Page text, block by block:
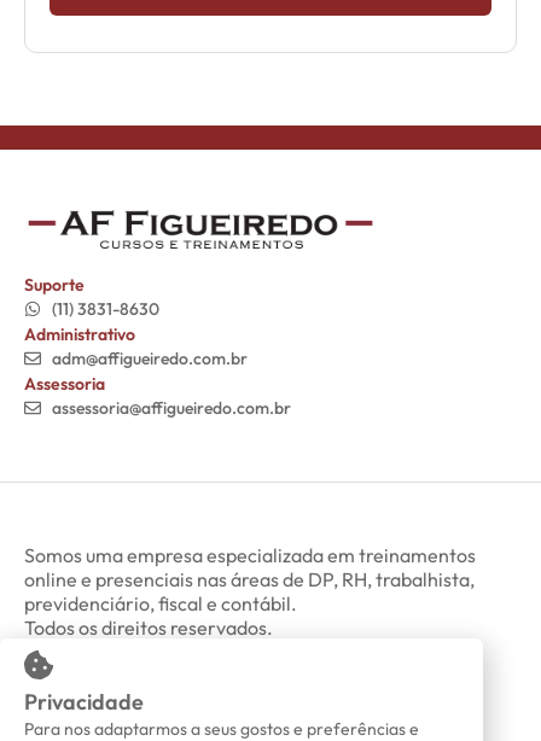
Suporte
(11) 3831-8630
Administrativo
adm@affigueiredo.com.br
Assessoria
assessoria@affigueiredo.com.br
Somos uma empresa especializada em treinamentos
online e presenciais nas áreas de DP, RH, trabalhista,
previdenciário, fiscal e contábil.
Todos os direitos reservados.
Minha Conta Política de Privacidade
Privacidade
Para nos adaptarmos a seus gostos e preferências e